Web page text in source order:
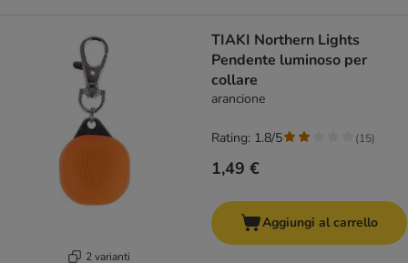
2 varianti
TIAKI Northern Lights
Pendente luminoso per
collare
arancione
1,49 €
Rating: 1.8/5 (15)
Aggiungi al carrello